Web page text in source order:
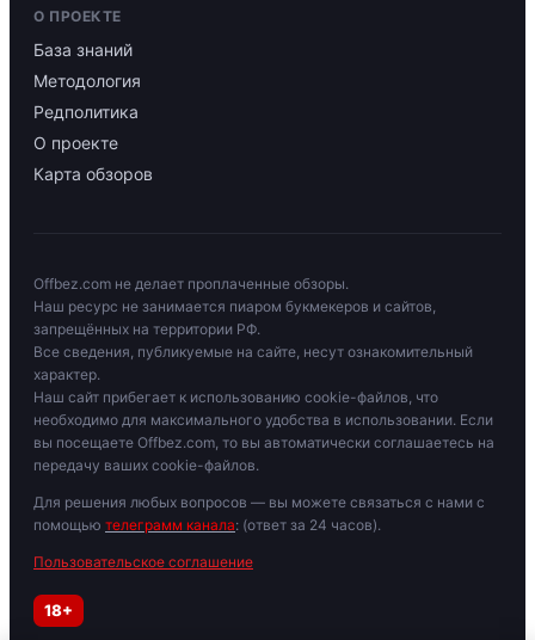
О ПРОЕКТЕ
База знаний
Методология
Редполитика
О проекте
Карта обзоров
Offbez.com не делает проплаченные обзоры.
Наш ресурс не занимается пиаром букмекеров и сайтов,
запрещённых на территории РФ.
Все сведения, публикуемые на сайте, несут ознакомительный
характер.
Наш сайт прибегает к использованию cookie-файлов, что
необходимо для максимального удобства в использовании. Если
вы посещаете Offbez.com, то вы автоматически соглашаетесь на
передачу ваших cookie-файлов.
Для решения любых вопросов — вы можете связаться с нами с
помощью телеграмм канала: (ответ за 24 часов).
Пользовательское соглашение
18+